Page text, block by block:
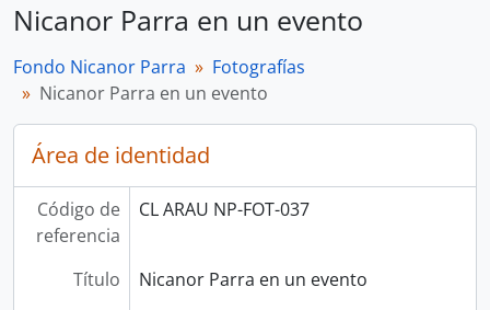
Nicanor Parra en un evento
Fondo Nicanor Parra
Fotografías
Nicanor Parra en un evento
Área de identidad
Código de
referencia
CL ARAU NP-FOT-037
Título
Nicanor Parra en un evento